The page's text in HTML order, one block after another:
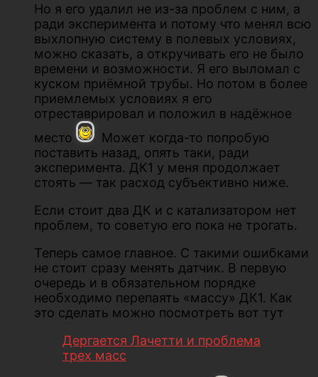
Но я его удалил не из-за проблем с ним, а
ради эксперимента и потому что менял всю
выхлопную систему в полевых условиях,
можно сказать, а откручивать его не было
времени и возможности. Я его выломал с
куском приёмной трубы. Но потом в более
приемлемых условиях я его
отреставрировал и положил в надёжное
место
Может когда-то попробую
поставить назад, опять таки, ради
эксперимента. ДК1 у меня продолжает
стоять — так расход субъективно ниже.
Если стоит два ДК и с катализатором нет
проблем, то советую его пока не трогать.
Теперь самое главное. С такими ошибками
не стоит сразу менять датчик. В первую
очередь и в обязательном порядке
необходимо перепаять «массу» ДК1. Как
это сделать можно посмотреть вот тут
Дергается Лачетти и проблема
трех масс